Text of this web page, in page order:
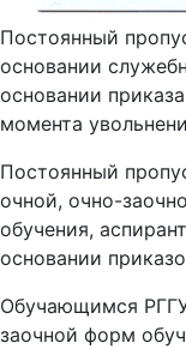
Постоянный
основании
основании
момента
Постоянный
очной, очно-
обучения,
основании
Обучающимся
заочной форм